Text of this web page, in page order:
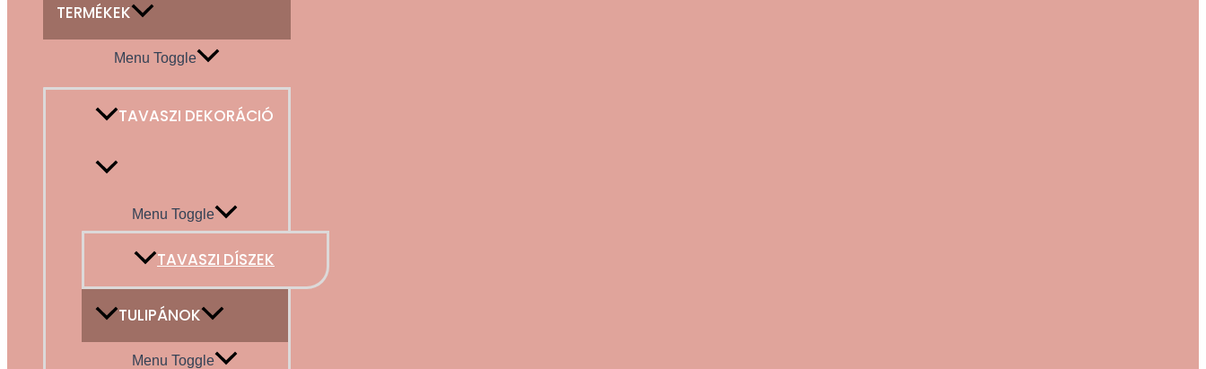
TERMÉKEK
Menu Toggle
TAVASZI DEKORÁCIÓ
Menu Toggle
TAVASZI DÍSZEK
TULIPÁNOK
Menu Toggle